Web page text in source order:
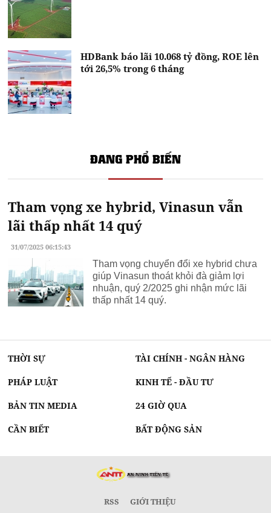
HDBank báo lãi 10.068 tỷ đồng, ROE lên
tới 26,5% trong 6 tháng
ĐANG PHỔ BIẾN
Tham vọng xe hybrid, Vinasun vẫn
lãi thấp nhất 14 quý
31/07/2025 06:15:43
Tham vọng chuyển đổi xe hybrid chưa
giúp Vinasun thoát khỏi đà giảm lợi
nhuận, quý 2/2025 ghi nhận mức lãi
thấp nhất 14 quý.
THỜI SỰ TÀI CHÍNH - NGÂN HÀNG
PHÁP LUẬT KINH TẾ - ĐẦU TƯ
BẢN TIN MEDIA 24 GIỜ QUA
CẦN BIẾT BẤT ĐỘNG SẢN
RSS GIỚI THIỆU